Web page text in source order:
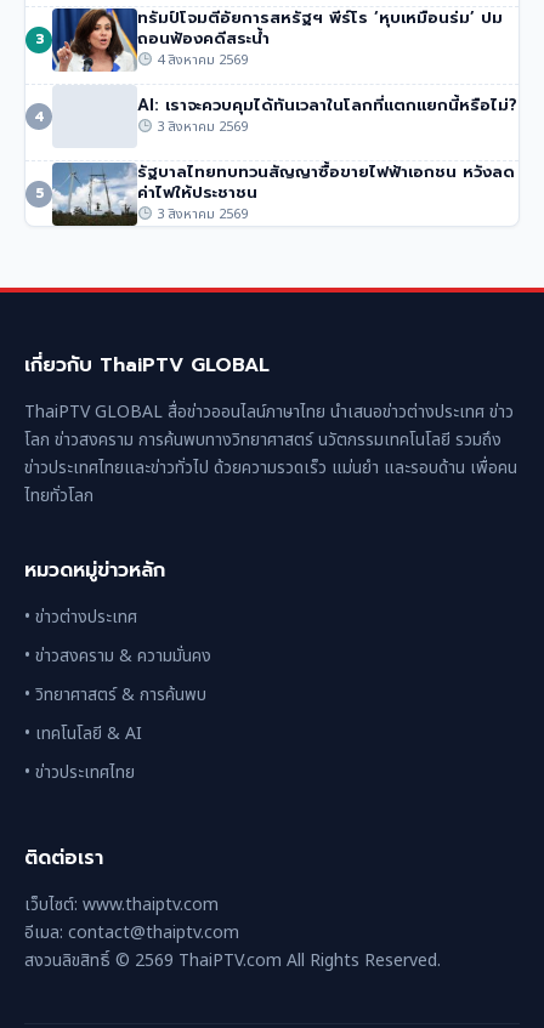
43 วิว• 4 สิงหาคม 2569
3
ทรัมป์โจมตีอัยการสหรัฐฯ พีร์โร ‘หุบเหมือนร่ม’ ปม
ถอนฟ้องคดีสระน้ำ
4 สิงหาคม 2569
4 AI: เราจะควบคุมได้ทันเวลาในโลกที่แตกแยกนี้หรือไม่?
3 สิงหาคม 2569
5
รัฐบาลไทยทบทวนสัญญาซื้อขายไฟฟ้าเอกชน หวังลด
ค่าไฟให้ประชาชน
3 สิงหาคม 2569
เกี่ยวกับ ThaiPTV GLOBAL
ThaiPTV GLOBAL สื่อข่าวออนไลน์ภาษาไทย นำเสนอข่าวต่างประเทศ ข่าว
โลก ข่าวสงคราม การค้นพบทางวิทยาศาสตร์ นวัตกรรมเทคโนโลยี รวมถึง
ข่าวประเทศไทยและข่าวทั่วไป ด้วยความรวดเร็ว แม่นยำ และรอบด้าน เพื่อคน
ไทยทั่วโลก
หมวดหมู่ข่าวหลัก
• ข่าวต่างประเทศ
• ข่าวสงคราม & ความมั่นคง
• วิทยาศาสตร์ & การค้นพบ
• เทคโนโลยี & AI
• ข่าวประเทศไทย
ติดต่อเรา
เว็บไซต์: www.thaiptv.com
อีเมล: contact@thaiptv.com
สงวนลิขสิทธิ์ © 2569 ThaiPTV.com All Rights Reserved.